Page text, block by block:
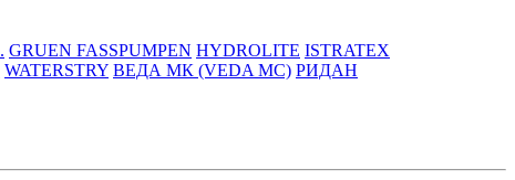
GRUEN FASSPUMPEN HYDROLITE ISTRATEX
WATERSTRY ВЕДА МК (VEDA MC) РИДАН